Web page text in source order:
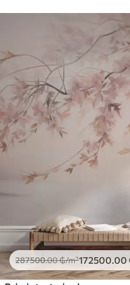
287500.00₲/m²172500 .00